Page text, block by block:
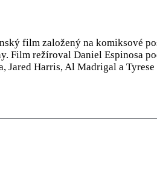
film založený na komiksové
Film režíroval Daniel Espinosa
Harris, Al Madrigal a